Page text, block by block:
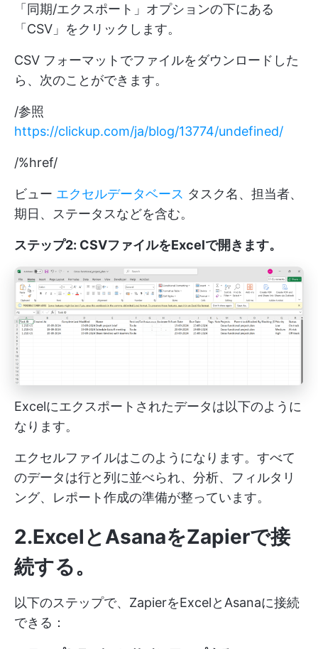
「同期/エクスポート」オプションの下にある
「CSV」をクリックします。
CSV フォーマットでファイルをダウンロードした
ら、次のことができます。
/参照
https://clickup.com/ja/blog/13774/undefined/
/%href/
ビュー エクセルデータベース タスク名、担当者、
期日、ステータスなどを含む。
ステップ2: CSVファイルをExcelで開きます。
Excelにエクスポートされたデータは以下のように
なります。
エクセルファイルはこのようになります。すべて
のデータは行と列に並べられ、分析、フィルタリ
ング、レポート作成の準備が整っています。
2.ExcelとAsanaをZapierで接
続する。
以下のステップで、ZapierをExcelとAsanaに接続
できる：